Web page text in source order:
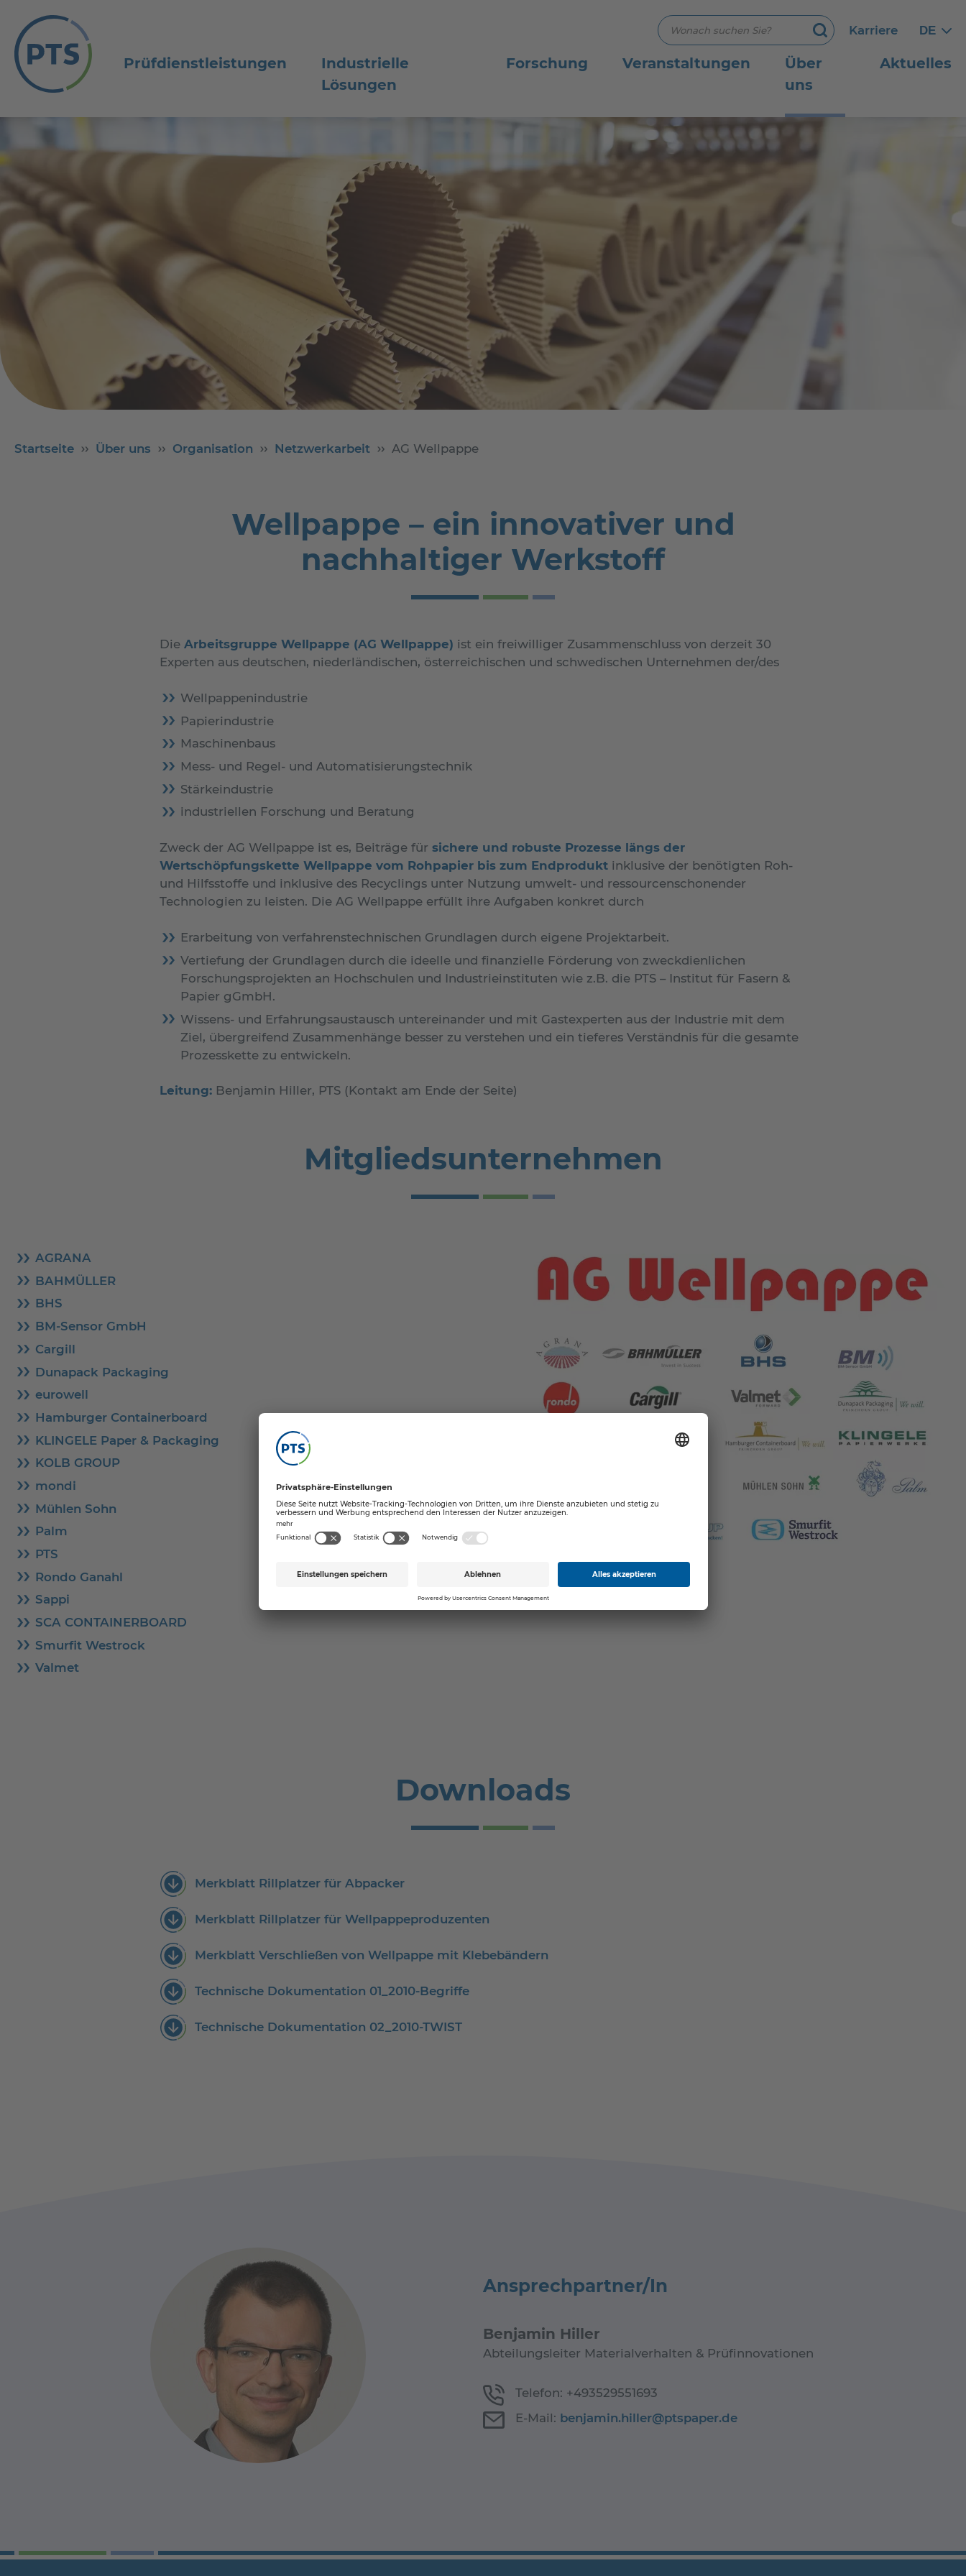
Suchbegriff eingeben
SuchenKarriere DE
Prüfdienstleistungen
Industrielle
Lösungen
Forschung Veranstaltungen
Über
uns
Aktuelles
Startseite Über uns Organisation Netzwerkarbeit AG Wellpappe
Wellpappe – ein innovativer und
nachhaltiger Werkstoff
Die Arbeitsgruppe Wellpappe (AG Wellpappe) ist ein freiwilliger Zusammenschluss von derzeit 30
Experten aus deutschen, niederländischen, österreichischen und schwedischen Unternehmen der/des
Wellpappenindustrie
Papierindustrie
Maschinenbaus
Mess- und Regel- und Automatisierungstechnik
Stärkeindustrie
industriellen Forschung und Beratung
Zweck der AG Wellpappe ist es, Beiträge für sichere und robuste Prozesse längs der
Wertschöpfungskette Wellpappe vom Rohpapier bis zum Endprodukt inklusive der benötigten Roh-
und Hilfsstoffe und inklusive des Recyclings unter Nutzung umwelt- und ressourcenschonender
Technologien zu leisten. Die AG Wellpappe erfüllt ihre Aufgaben konkret durch
Erarbeitung von verfahrenstechnischen Grundlagen durch eigene Projektarbeit.
Vertiefung der Grundlagen durch die ideelle und finanzielle Förderung von zweckdienlichen
Forschungsprojekten an Hochschulen und Industrieinstituten wie z.B. die PTS – Institut für Fasern &
Papier gGmbH.
Wissens- und Erfahrungsaustausch untereinander und mit Gastexperten aus der Industrie mit dem
Ziel, übergreifend Zusammenhänge besser zu verstehen und ein tieferes Verständnis für die gesamte
Prozesskette zu entwickeln.
Leitung: Benjamin Hiller, PTS (Kontakt am Ende der Seite)
Mitgliedsunternehmen
AGRANA
BAHMÜLLER
BHS
BM-Sensor GmbH
Cargill
Dunapack Packaging
eurowell
Hamburger Containerboard
KLINGELE Paper & Packaging
KOLB GROUP
mondi
Mühlen Sohn
Palm
PTS
Rondo Ganahl
Sappi
SCA CONTAINERBOARD
Smurfit Westrock
Valmet
Downloads
Merkblatt Rillplatzer für Abpacker
Merkblatt Rillplatzer für Wellpappeproduzenten
Merkblatt Verschließen von Wellpappe mit Klebebändern
Technische Dokumentation 01_2010-Begriffe
Technische Dokumentation 02_2010-TWIST
Ansprechpartner/In
Benjamin Hiller
Abteilungsleiter Materialverhalten & Prüfinnovationen
Telefon: +493529551693
E-Mail: benjamin.hiller@ptspaper.de